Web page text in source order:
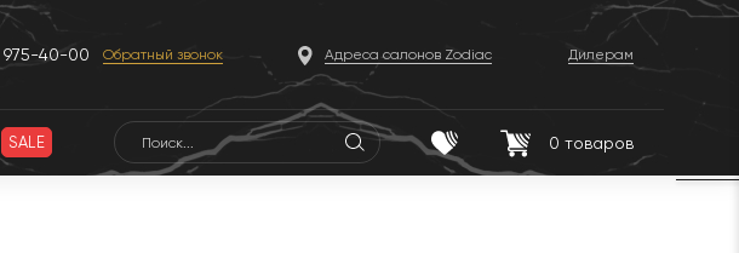
975-40-00 Обратный звонок Адреса салонов Zodiac Дилерам
SALE 0 товаров